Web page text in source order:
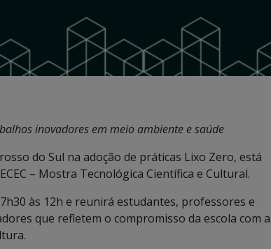
inovadores em meio ambiente e saúde
do Sul na adoção de práticas Lixo Zero, está
– Mostra Tecnológica Científica e Cultural.
às 12h e reunirá estudantes, professores e
que refletem o compromisso da escola com a